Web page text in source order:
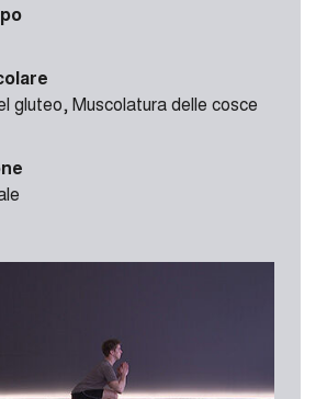
gluteo, Muscolatura delle cosce